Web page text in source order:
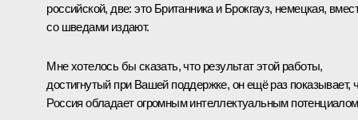
российской, две: это Британника и Брокгауз, немецкая,
со шведами издают.
Мне хотелось бы сказать, что результат этой работы,
достигнутый при Вашей поддержке, он ещё раз показывает,
Россия обладает огромным интеллектуальным